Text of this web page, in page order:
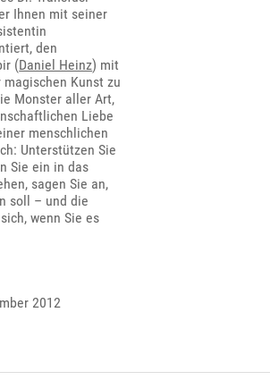
Ihnen mit seiner
den
(Daniel Heinz) mit
Kunst zu
Monster aller Art,
Liebe
menschlichen
Unterstützen Sie
Sie ein in das
sagen Sie an,
soll – und die
wenn Sie es
2012